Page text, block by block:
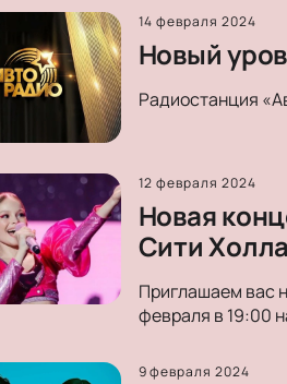
14 февраля 2024
Новый
Радиостанция
12 февраля 2024
Новая
Сити Холла
Приглашаем вас
февраля в 19:00
9 февраля 2024